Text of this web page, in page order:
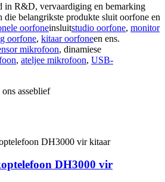
in R&D, vervaardiging en bemarking
belangrikste produkte sluit oorfone en
oorfoneinsluitstudio oorfone, monitor
oorfone, kitaar oorfoneen ens.
mikrofoon, dinamiese
, ateljee mikrofoon, USB-
​​asseblief
DH3000 vir